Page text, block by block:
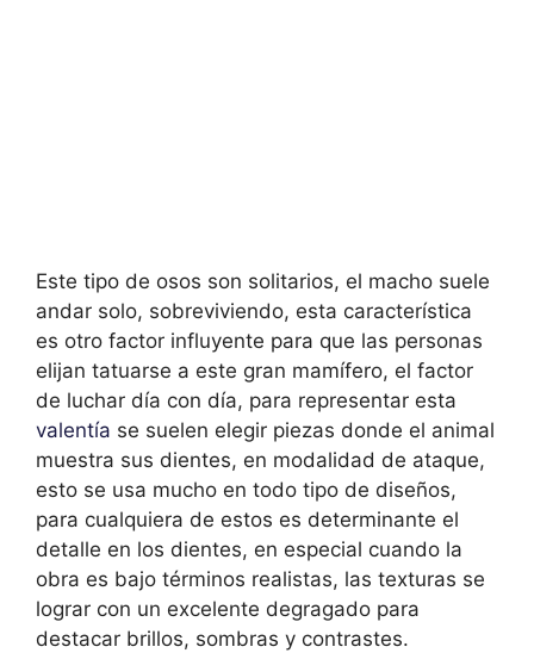
Este tipo de osos son solitarios, el macho suele
andar solo, sobreviviendo, esta característica
es otro factor influyente para que las personas
elijan tatuarse a este gran mamífero, el factor
de luchar día con día, para representar esta
valentía se suelen elegir piezas donde el animal
muestra sus dientes, en modalidad de ataque,
esto se usa mucho en todo tipo de diseños,
para cualquiera de estos es determinante el
detalle en los dientes, en especial cuando la
obra es bajo términos realistas, las texturas se
lograr con un excelente degragado para
destacar brillos, sombras y contrastes.